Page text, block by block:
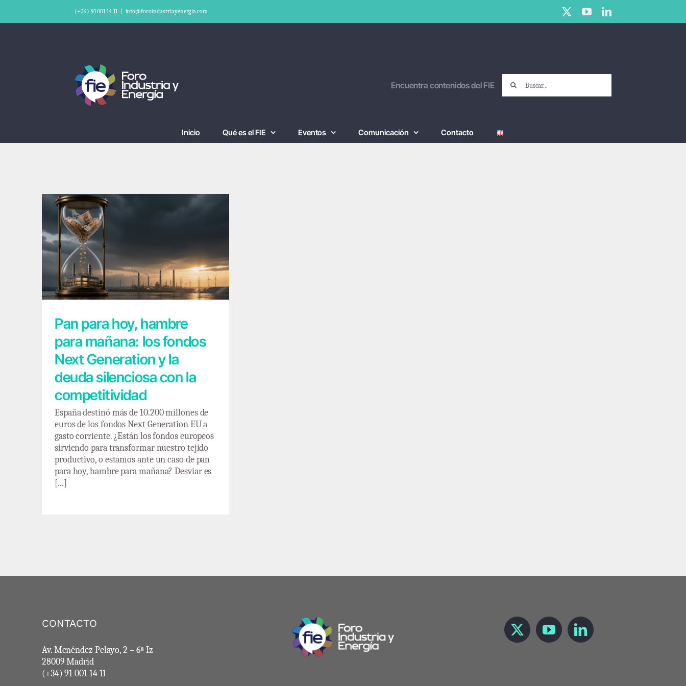
(+34) 91 001 14 11 info@foroindustriayenergia.com X YouTubeLinkedIn
Encuentra contenidos del FIE
Inicio Qué es el FIE Eventos Comunicación Contacto
Pan para hoy, hambre para mañana: los
fondos Next Generation y la deuda
silenciosa con la competitividad
Pan para hoy, hambre
para mañana: los fondos
Next Generation y la
deuda silenciosa con la
competitividad
España destinó más de 10.200 millones de
euros de los fondos Next Generation EU a
gasto corriente. ¿Están los fondos europeos
sirviendo para transformar nuestro tejido
productivo, o estamos ante un caso de pan
para hoy, hambre para mañana? Desviar es
[...]
CONTACTO
Av. Menéndez Pelayo, 2 – 6ª Iz
28009 Madrid
(+34) 91 001 14 11